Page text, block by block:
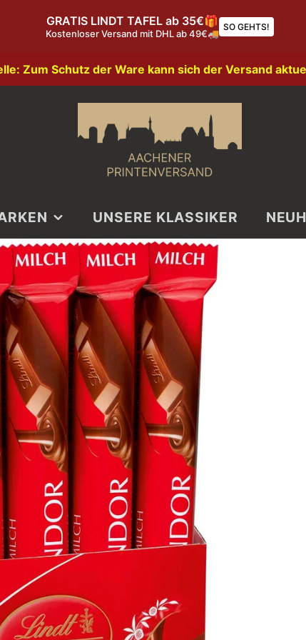
GRATIS LINDT TAFEL ab 35€🎁
Kostenloser Versand mit DHL ab 49€🚚
SO GEHTS!
Zum Schutz der Ware kann sich der Versand
und goldig verpackt! Entdecke unsere
LINDOR
TAFEL
RIEGEL
PRINTEN
GEBÄCK
PRINTEN
LEBKUCHEN
DOMINOSTEINE
STOLLEN
CHIPS
UNSERE KLASSIKER